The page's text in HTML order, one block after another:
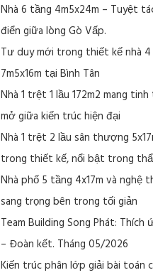
Nhà 6 tầng 4m5x24m – Tuyệt
điển giữa lòng Gò Vấp.
Tư duy mới trong thiết kế nhà
7m5x16m tại Bình Tân
Nhà 1 trệt 1 lầu 172m2 mang
mở giữa kiến trúc hiện đại
Nhà 1 trệt 2 lầu sân thượng
trong thiết kế, nổi bật trong
Nhà phố 5 tầng 4x17m và nghệ
sang trọng bên trong tối giản
Team Building Song Phát: Thích
– Đoàn kết. Tháng 05/2026
Kiến trúc phân lớp giải bài toán